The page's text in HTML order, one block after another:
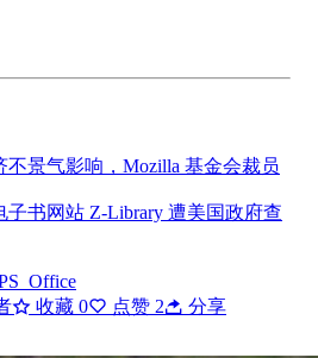
不景气影响，Mozilla 基金会裁员
子书网站 Z-Library 遭美国政府查
Office
收藏 0 点赞 2 分享